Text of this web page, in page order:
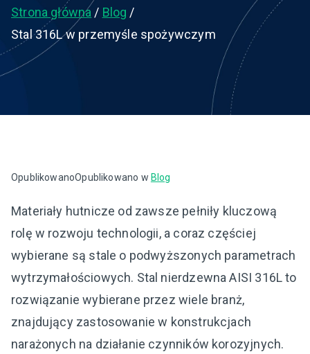
Strona główna
Blog
Stal 316L w przemyśle spożywczym
OpublikowanoOpublikowano w Blog
Materiały hutnicze od zawsze pełniły kluczową
rolę w rozwoju technologii, a coraz częściej
wybierane są stale o podwyższonych parametrach
wytrzymałościowych. Stal nierdzewna AISI 316L to
rozwiązanie wybierane przez wiele branż,
znajdujący zastosowanie w konstrukcjach
narażonych na działanie czynników korozyjnych.